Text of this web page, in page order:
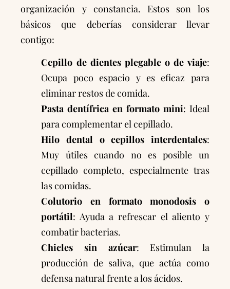
organización y constancia. Estos son los
básicos que deberías considerar llevar
contigo:
Cepillo de dientes plegable o de viaje:
Ocupa poco espacio y es eficaz para
eliminar restos de comida.
Pasta dentífrica en formato mini: Ideal
para complementar el cepillado.
Hilo dental o cepillos interdentales:
Muy útiles cuando no es posible un
cepillado completo, especialmente tras
las comidas.
Colutorio en formato monodosis o
portátil: Ayuda a refrescar el aliento y
combatir bacterias.
Chicles sin azúcar: Estimulan la
producción de saliva, que actúa como
defensa natural frente a los ácidos.